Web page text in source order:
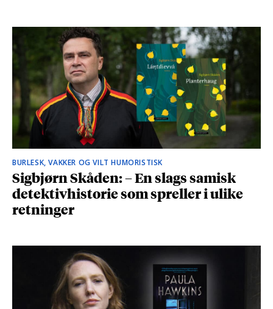
BURLESK, VAKKER OG VILT HUMORISTISK
Sigbjørn Skåden: – En slags samisk
detektivhistorie som spreller i ulike
retninger